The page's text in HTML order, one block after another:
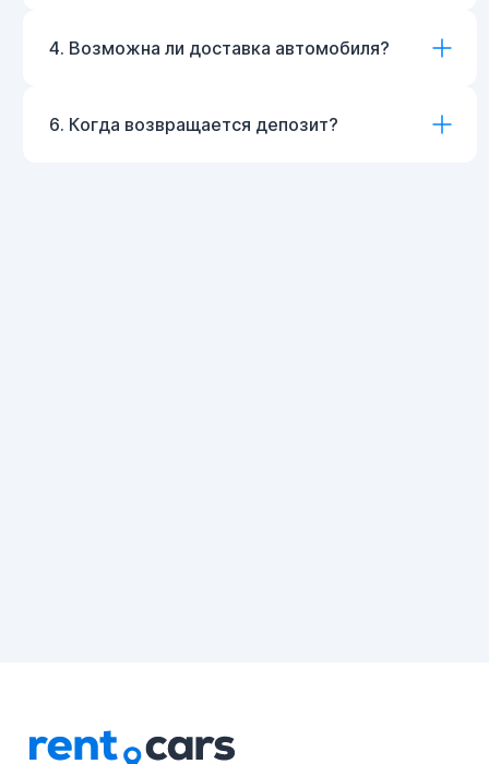
4. Возможна ли доставка автомобиля?
6. Когда возвращается депозит?